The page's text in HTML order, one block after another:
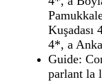
Kuşadası
4*, a
Guide:
parlant la